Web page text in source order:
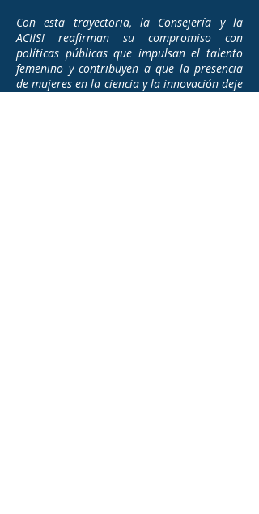
Con esta trayectoria, la Consejería y la
ACIISI reafirman su compromiso con
políticas públicas que impulsan el talento
femenino y contribuyen a que la presencia
de mujeres en la ciencia y la innovación deje